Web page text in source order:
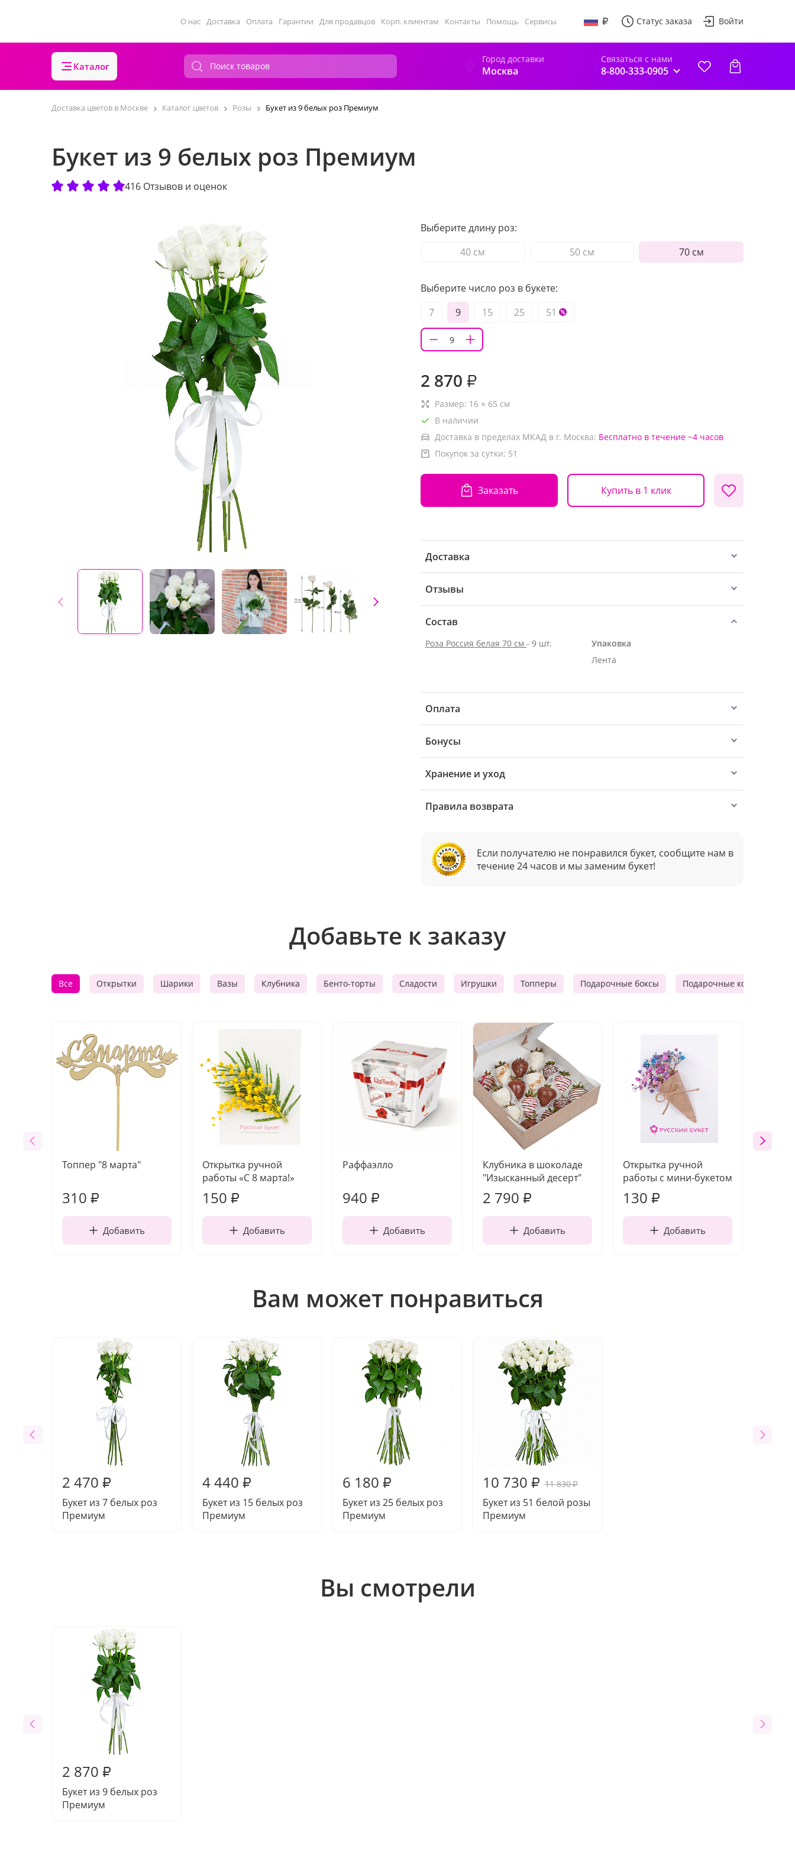
О нас Доставка Оплата Гарантии Для продавцов Корп. клиентам Контакты Помощь Сервисы Статус заказа Войти
Каталог
Город доставки
Москва
Связаться с нами
8-800-333-0905
Доставка цветов в Москве Каталог цветов Розы Букет из 9 белых роз Премиум
Букет из 9 белых роз Премиум
416 Отзывов и оценок
Выберите длину роз:
40 см
50 см 70 см
Выберите число роз в букете:
7
9 15 25 51
2 870 ₽
Размер: 16 × 65 см
В наличии
Доставка в пределах МКАД в г. Москва: Бесплатно в течение ~4 часов
Покупок за сутки: 51
Заказать Купить в 1 клик
Доставка
Отзывы
Состав
Роза Россия белая 70 см - 9 шт.
Упаковка
Лента
Оплата
Бонусы
Хранение и уход
Правила возврата
Если получателю не понравился букет, сообщите нам в
течение 24 часов и мы заменим букет!
Добавьте к заказу
Все Открытки Шарики Вазы Клубника Бенто-торты Сладости Игрушки Топперы Подарочные боксы Подарочные корзины
Топпер "8 марта"
310 ₽
Добавить
Открытка ручной
работы «С 8 марта!»
150 ₽
Добавить
Раффаэлло
940 ₽
Добавить
Клубника в шоколаде
"Изысканный десерт"
2 790 ₽
Добавить
Открытка ручной
работы с мини-букетом
130 ₽
Добавить
Вам может понравиться
2 470 ₽
Букет из 7 белых роз
Премиум
4 440 ₽
Букет из 15 белых роз
Премиум
6 180 ₽
Букет из 25 белых роз
Премиум
10 730 ₽ 11 830₽
Букет из 51 белой розы
Премиум
Вы смотрели
2 870 ₽
Букет из 9 белых роз
Премиум